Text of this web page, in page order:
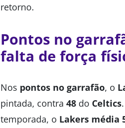
retorno.
Pontos no
falta de força
Nos pontos no garrafão, o
pintada, contra 48 do Celtics
temporada, o Lakers média